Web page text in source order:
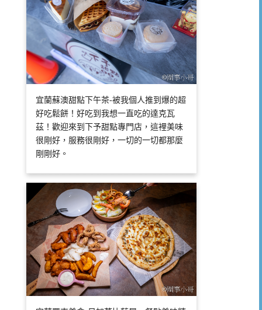
宜蘭蘇澳甜點下午茶-被我個人推到爆的超
好吃鬆餅！好吃到我想一直吃的達克瓦
茲！歡迎來到下予甜點專門店，這裡美味
很剛好，服務很剛好，一切的一切都那麼
剛剛好。